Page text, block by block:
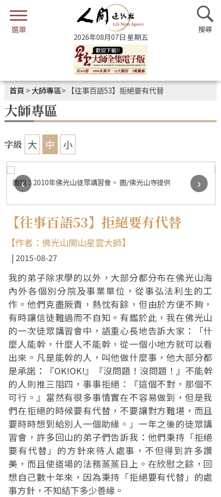
2026年08月07日 星期五
首頁 >大師專區> 【往事百語53】拒絕要有代替
大師專區
字級 大 中 小
圖說：佛光山為佛陀紀念館培訓「佛光小姐」，透過培訓實習，
不僅儀態優雅、招呼親切、笑容甜美，還具備專業的佛學知識，
‹ ›
【往事百語53】拒絕要有代替
【作者：佛光山開山星雲大師】
2015-08-27
我的弟子除求學的以外，大部分都分布在佛光山海
內外各個別分院及事業單位，從事弘法利生的工
作。他們克盡厥責，熱忱有餘，但由於方便不夠，
有時讓信徒難過而不自知。有鑑於此，我在佛光山
的一次徒眾講習會中，語重心長地告訴大家：「什
麼人能幹，什麼人不能幹，從一個小地方就可以看
出來。凡是能幹的人，叫他做什麼事，他大部分都
是承諾：『OK!OK!』『沒問題！沒問題！』不能幹
的人則推三阻四，事事拒絕：『這個不對，那個不
可行。』當然有很多事情實在不容易做到，但是我
們在拒絕的時候要有代替，不要讓對方難堪，而且
要時時想到給別人一個助緣。」一年之後的徒眾講
習會，許多回山的弟子們告訴我：他們秉持「拒絕
要有代替」的方針來待人處事，不但得到許多讚
美，而且使道場的法務蒸蒸日上。在欣慰之餘，回
想自己數十年來，因為秉持「拒絕要有代替」的處
事方針，不知結下多少善緣。